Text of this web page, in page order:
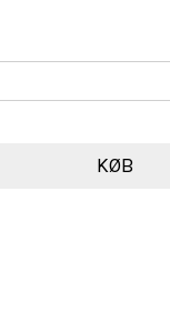
KØB